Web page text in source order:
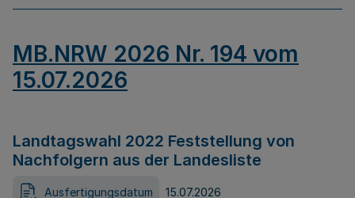
MB.NRW 2026 Nr. 194 vom
15.07.2026
Landtagswahl 2022 Feststellung von
Nachfolgern aus der Landesliste
Ausfertigungsdatum 15.07.2026